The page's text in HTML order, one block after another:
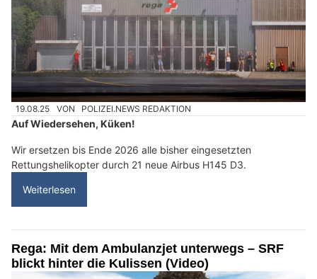
19.08.25 VON POLIZEI.NEWS REDAKTION
Auf Wiedersehen, Küken!
Wir ersetzen bis Ende 2026 alle bisher eingesetzten
Rettungshelikopter durch 21 neue Airbus H145 D3.
Weiterlesen
Rega: Mit dem Ambulanzjet unterwegs – SRF
blickt hinter die Kulissen (Video)